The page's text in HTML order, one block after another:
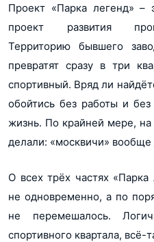
Проект «Парка легенд»
проект развития
Территорию бывшего
превратят сразу в три
спортивный. Вряд ли
обойтись без работы и
жизнь. По крайней мере,
делали: «москвичи» вообще
О всех трёх частях «Парка
не одновременно, а по
не перемешалось.
спортивного квартала,